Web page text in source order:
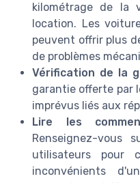
kilométrage de la
location. Les
peuvent offrir plus
de problèmes
Vérification de la
garantie offerte par
imprévus liés aux
Lire les
Renseignez-vous
utilisateurs pour
inconvénients